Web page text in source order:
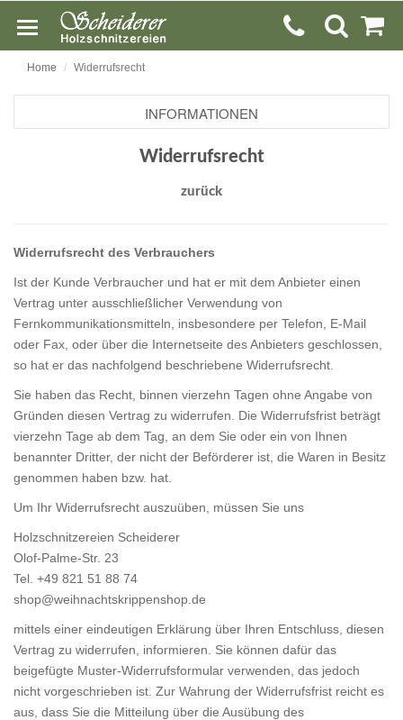
Home Widerrufsrecht
INFORMATIONEN
Widerrufsrecht
zurück
Widerrufsrecht des Verbrauchers
Ist der Kunde Verbraucher und hat er mit dem Anbieter einen
Vertrag unter ausschließlicher Verwendung von
Fernkommunikationsmitteln, insbesondere per Telefon, E-Mail
oder Fax, oder über die Internetseite des Anbieters geschlossen,
so hat er das nachfolgend beschriebene Widerrufsrecht.
Sie haben das Recht, binnen vierzehn Tagen ohne Angabe von
Gründen diesen Vertrag zu widerrufen. Die Widerrufsfrist beträgt
vierzehn Tage ab dem Tag, an dem Sie oder ein von Ihnen
benannter Dritter, der nicht der Beförderer ist, die Waren in Besitz
genommen haben bzw. hat.
Um Ihr Widerrufsrecht auszuüben, müssen Sie uns
Holzschnitzereien Scheiderer
Olof-Palme-Str. 23
Tel. +49 821 51 88 74
shop@weihnachtskrippenshop.de
mittels einer eindeutigen Erklärung über Ihren Entschluss, diesen
Vertrag zu widerrufen, informieren. Sie können dafür das
beigefügte Muster-Widerrufsformular verwenden, das jedoch
nicht vorgeschrieben ist. Zur Wahrung der Widerrufsfrist reicht es
aus, dass Sie die Mitteilung über die Ausübung des